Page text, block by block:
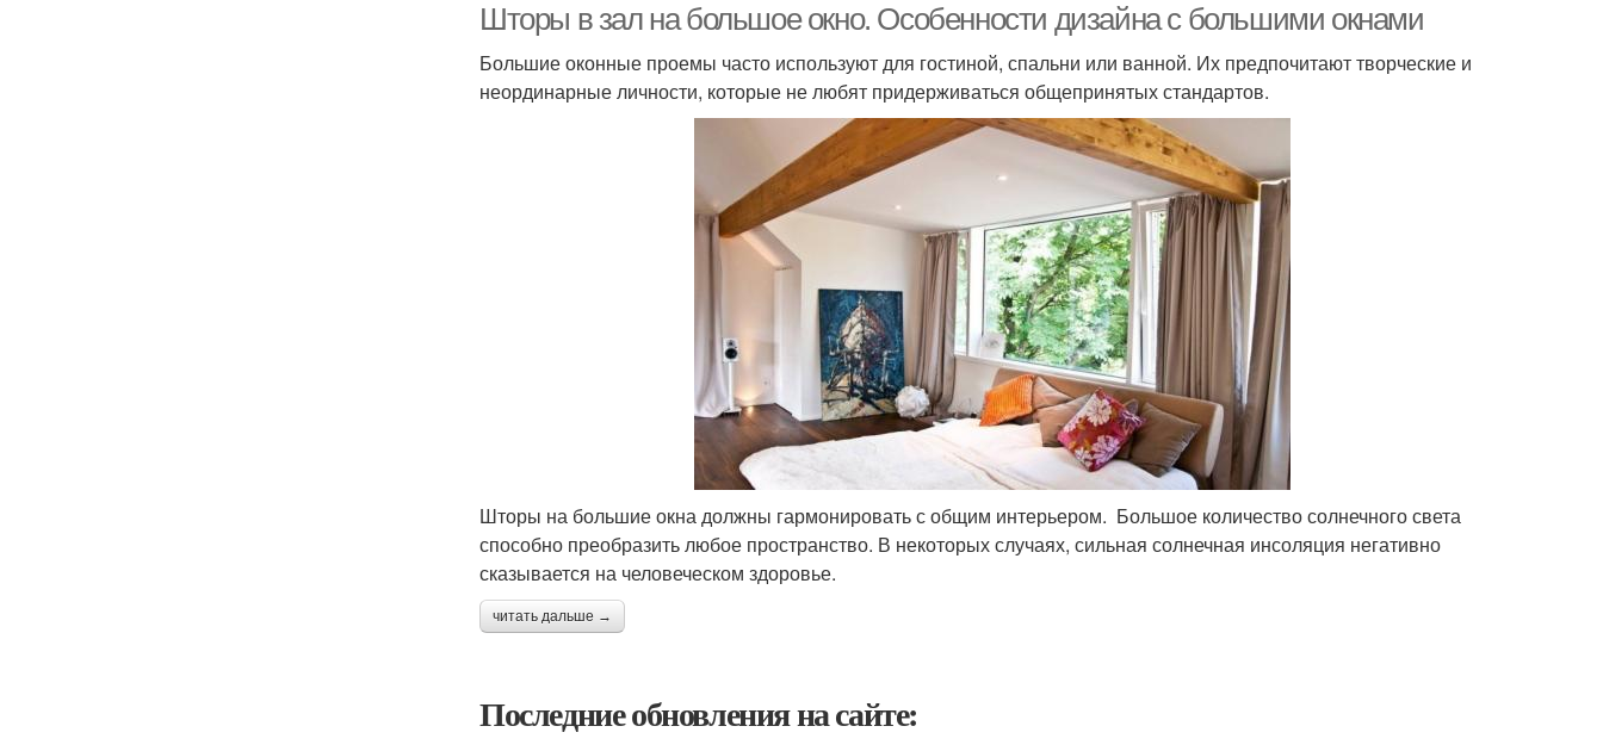
Шторы в зал на большое окно. Особенности дизайна с большими окнами
Большие оконные проемы часто используют для гостиной, спальни или ванной. Их предпочитают творческие и
неординарные личности, которые не любят придерживаться общепринятых стандартов.
Шторы на большие окна должны гармонировать с общим интерьером. Большое количество солнечного света
способно преобразить любое пространство. В некоторых случаях, сильная солнечная инсоляция негативно
сказывается на человеческом здоровье.
читать дальше →
Последние обновления на сайте: